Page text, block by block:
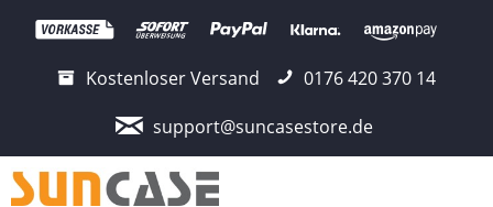
Kostenloser Versand
0176 420 370 14
support@suncasestore.de